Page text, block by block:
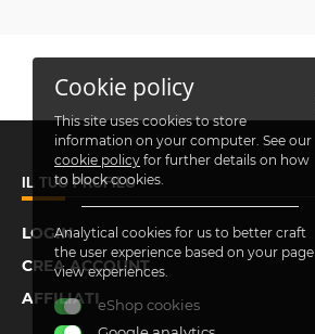
IL TUO PROFILO
LOGIN
CREA ACCOUNT
AFFILIATI
Cookie policy
This site uses cookies to store
information on your computer. See our
cookie policy for further details on how
to block cookies.
Analytical cookies for us to better craft
the user experience based on your page
view experiences.
eShop cookies